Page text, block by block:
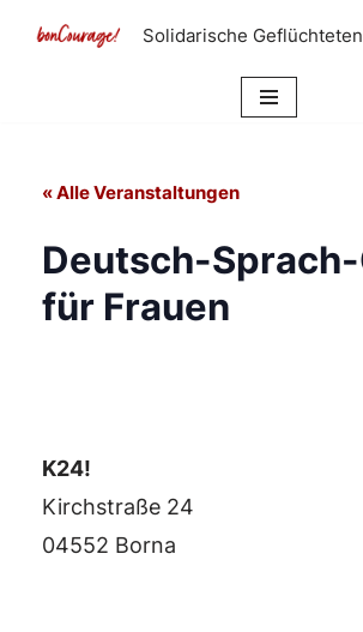
Solidarische
« Alle Veranstaltungen
Deutsch-
für Frauen
K24!
Kirchstraße 24
04552 Borna